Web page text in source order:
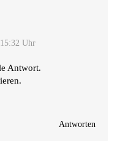
Uhr
Antwort.
Antworten